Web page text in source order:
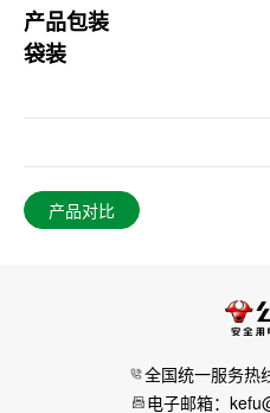
产品包装
袋装
产品对比
全国统一服务热
电子邮箱：